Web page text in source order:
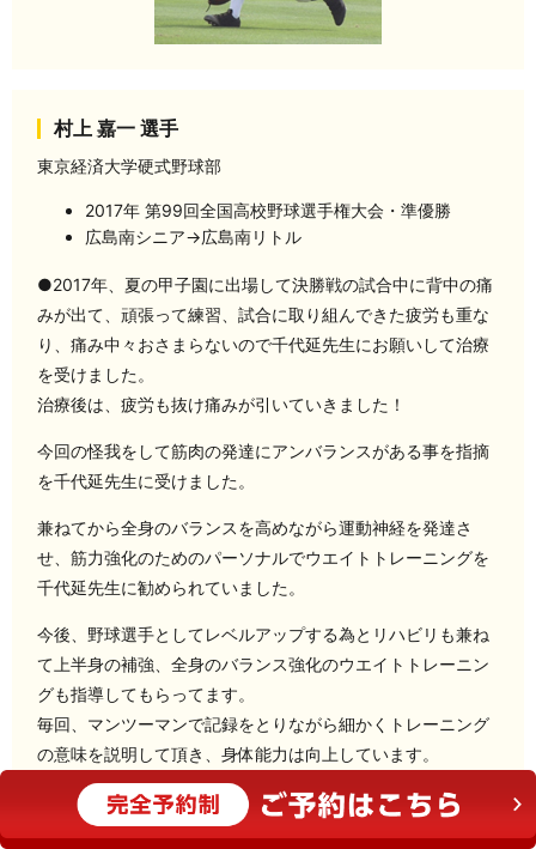
村上 嘉一 選手
東京経済大学硬式野球部
2017年 第99回全国高校野球選手権大会・準優勝
広島南シニア→広島南リトル
●2017年、夏の甲子園に出場して決勝戦の試合中に背中の痛
みが出て、頑張って練習、試合に取り組んできた疲労も重な
り、痛み中々おさまらないので千代延先生にお願いして治療
を受けました。
治療後は、疲労も抜け痛みが引いていきました！
今回の怪我をして筋肉の発達にアンバランスがある事を指摘
を千代延先生に受けました。
兼ねてから全身のバランスを高めながら運動神経を発達さ
せ、筋力強化のためのパーソナルでウエイトトレーニングを
千代延先生に勧められていました。
今後、野球選手としてレベルアップする為とリハビリも兼ね
て上半身の補強、全身のバランス強化のウエイトトレーニン
グも指導してもらってます。
毎回、マンツーマンで記録をとりながら細かくトレーニング
の意味を説明して頂き、身体能力は向上しています。
バッティング練習で筋力アップの効果を感じれています。
流してホームランを打てるようになってきました。